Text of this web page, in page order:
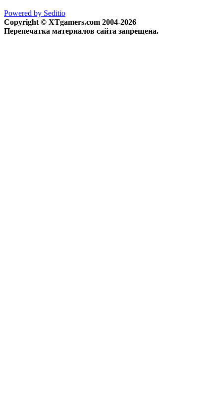
Powered by Seditio
Copyright © XTgamers.com 2004-2026
Перепечатка материалов сайта запрещена.